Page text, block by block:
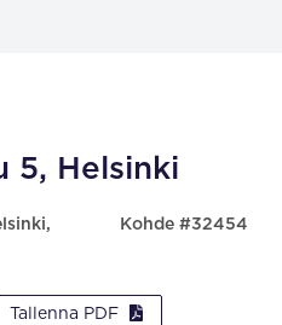
5, Helsinki
Kohde #32454
Tallenna PDF